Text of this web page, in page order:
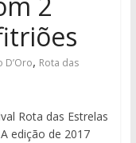
D’Oro, Rota das
Rota das Estrelas
edição de 2017